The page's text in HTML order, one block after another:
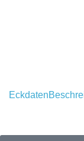
Eckdaten